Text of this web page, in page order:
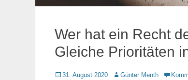
Wer hat ein Recht
Gleiche Prioritäten
Gepostet
31. August 2020 AutorGünter Menth